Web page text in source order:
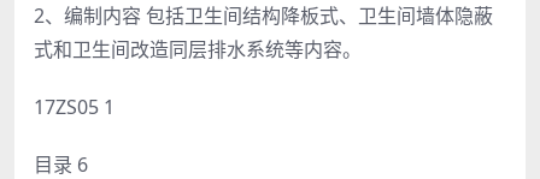
2、编制内容 包括卫生间结构降板式、卫生间墙体隐蔽
式和卫生间改造同层排水系统等内容。
17ZS05 1
目录 6